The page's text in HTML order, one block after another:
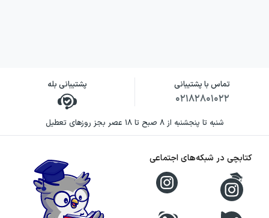
تماس با پشتیبانی
۰۲۱۸۲۸۰۱۰۲۲
پشتیبانی بله
شنبه تا پنجشنبه از ۸ صبح تا ۱۸ عصر بجز روزهای تعطیل
کتابچی در شبکه‌های اجتماعی